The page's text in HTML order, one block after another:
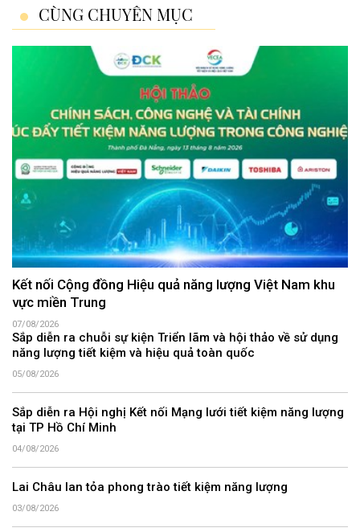
CÙNG CHUYÊN MỤC
Kết nối Cộng đồng Hiệu quả năng lượng Việt Nam khu
vực miền Trung
07/08/2026
Sắp diễn ra chuỗi sự kiện Triển lãm và hội thảo về sử dụng
năng lượng tiết kiệm và hiệu quả toàn quốc
05/08/2026
Sắp diễn ra Hội nghị Kết nối Mạng lưới tiết kiệm năng lượng
tại TP Hồ Chí Minh
04/08/2026
Lai Châu lan tỏa phong trào tiết kiệm năng lượng
03/08/2026